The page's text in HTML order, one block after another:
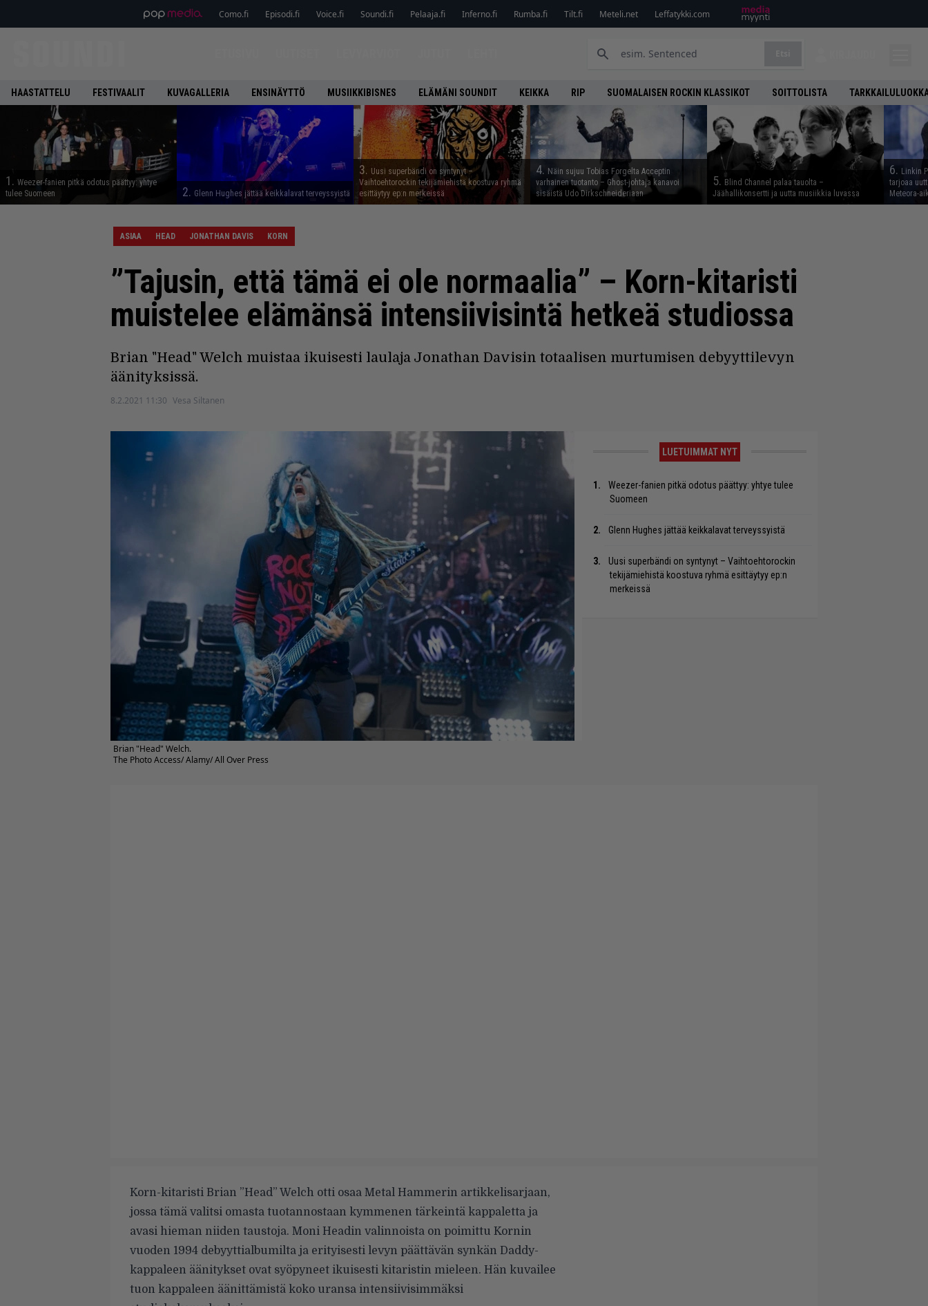
Como.fi Episodi.fi Voice.fi Soundi.fi Pelaaja.fi Inferno.fi Rumba.fi Tilt.fi Meteli.net Leffatykki.com
HAASTATTELU FESTIVAALIT KUVAGALLERIA ENSINÄYTTÖ MUSIIKKIBISNES ELÄMÄNI SOUNDIT KEIKKA RIP SUOMALAISEN ROCKIN KLASSIKOT SOITTOLISTA
1. Weezer-fanien pitkä odotus päättyy: yhtye
tulee Suomeen
2. Glenn Hughes jättää keikkalavat terveyssyistä
3. Uusi superbändi on syntynyt –
Vaihtoehtorockin tekijämiehistä koostuva ryhmä
esittäytyy ep:n merkeissä
4. Näin sujuu Tobias Forgelta Acceptin
varhainen tuotanto – Ghost-johtaja kanavoi
sisäistä Udo Dirkschneideriaan
5. Blind Channel palaa tauolta –
Jäähallikonsertti ja uutta musiikkia luvassa
6. Linkin
tarjoaa
Meteora-
ASIAA HEAD JONATHAN DAVIS KORN
”Tajusin, että tämä ei ole normaalia” – Korn-kitaristi
muistelee elämänsä intensiivisintä hetkeä studiossa
Brian "Head" Welch muistaa ikuisesti laulaja Jonathan Davisin totaalisen murtumisen debyyttilevyn
äänityksissä.
8.2.2021 11:30 Vesa Siltanen
Brian "Head" Welch.
The Photo Access/ Alamy/ All Over Press
LUETUIMMAT NYT
Weezer-fanien pitkä odotus päättyy: yhtye tulee
Suomeen
Glenn Hughes jättää keikkalavat terveyssyistä
Uusi superbändi on syntynyt – Vaihtoehtorockin
tekijämiehistä koostuva ryhmä esittäytyy ep:n
merkeissä
Korn-kitaristi Brian ”Head” Welch otti osaa Metal Hammerin artikkelisarjaan,
jossa tämä valitsi omasta tuotannostaan kymmenen tärkeintä kappaletta ja
avasi hieman niiden taustoja. Moni Headin valinnoista on poimittu Kornin
vuoden 1994 debyyttialbumilta ja erityisesti levyn päättävän synkän Daddy-
kappaleen äänitykset ovat syöpyneet ikuisesti kitaristin mieleen. Hän kuvailee
tuon kappaleen äänittämistä koko uransa intensiivisimmäksi